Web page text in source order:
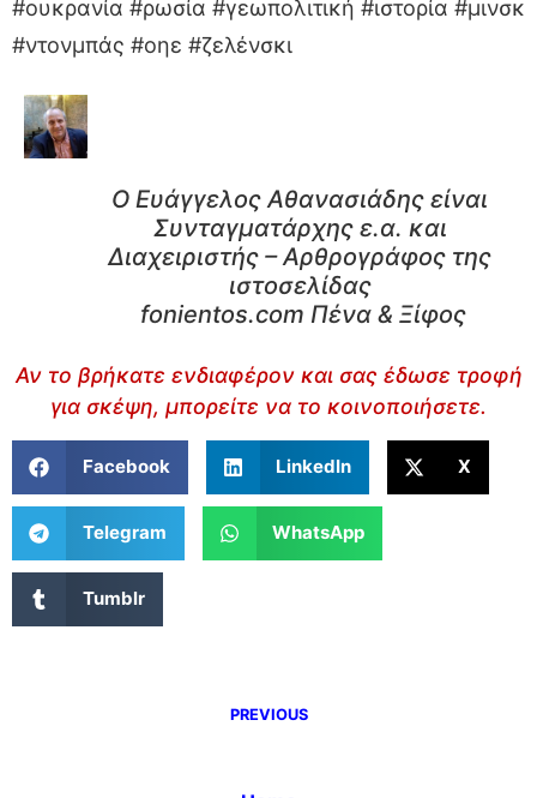
#ουκρανία #ρωσία #γεωπολιτική #ιστορία #μινσκ
#ντονμπάς #οηε #ζελένσκι
Ο Ευάγγελος Αθανασιάδης είναι
Συνταγματάρχης ε.α. και
Διαχειριστής – Αρθρογράφος της
ιστοσελίδας
fonientos.com Πένα & Ξίφος
Αν το βρήκατε ενδιαφέρον και σας έδωσε τροφή
για σκέψη, μπορείτε να το κοινοποιήσετε.
Facebook LinkedIn X
Telegram WhatsApp
Tumblr
PREVIOUS